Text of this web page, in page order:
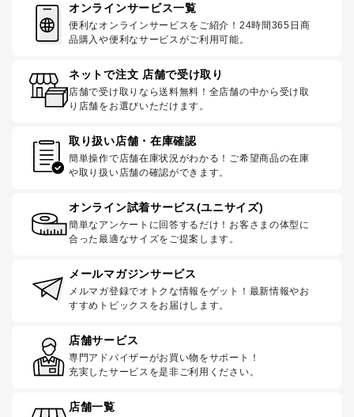
オンラインサービス一覧
便利なオンラインサービスをご紹介！24時間365日商
品購入や便利なサービスがご利用可能。
ネットで注文 店舗で受け取り
店舗で受け取りなら送料無料！全店舗の中から受け取
り店舗をお選びいただけます。
取り扱い店舗・在庫確認
簡単操作で店舗在庫状況がわかる！ご希望商品の在庫
や取り扱い店舗の確認ができます。
オンライン試着サービス(ユニサイズ)
簡単なアンケートに回答するだけ！お客さまの体型に
合った最適なサイズをご提案します。
メールマガジンサービス
メルマガ登録でオトクな情報をゲット！最新情報やお
すすめトピックスをお届けします。
店舗サービス
専門アドバイザーがお買い物をサポート！
充実したサービスを是非ご利用ください。
店舗一覧